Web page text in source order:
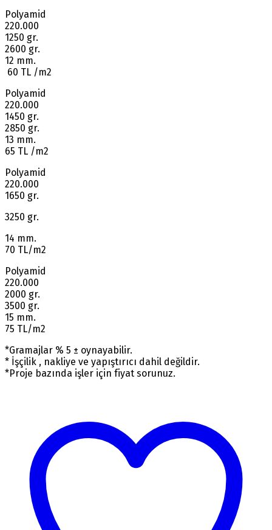
Polyamid
220.000
1250 gr.
2600 gr.
12 mm.
60 TL /m2
Polyamid
220.000
1450 gr.
2850 gr.
13 mm.
65 TL /m2
Polyamid
220.000
1650 gr.
3250 gr.
14 mm.
70 TL/m2
Polyamid
220.000
2000 gr.
3500 gr.
15 mm.
75 TL/m2
*Gramajlar % 5 ± oynayabilir.
* İşçilik , nakliye ve yapıştırıcı dahil değildir.
*Proje bazında işler için fiyat sorunuz.